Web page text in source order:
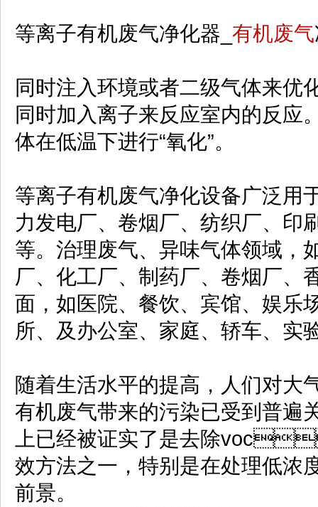
等离子有机废气净化器_ 有机废气
同时注入环境或者二级气体来优
同时加入离子来反应室内的反应
体在低温下进行“氧化”。
等离子有机废气净化设备广泛用
力发电厂、卷烟厂、纺织厂、印
等。治理废气、异味气体领域，
厂、化工厂、制药厂、卷烟厂、
面，如医院、餐饮、宾馆、娱乐
所、及办公室、家庭、轿车、实
随着生活水平的提高，人们对大
有机废气带来的污染已受到普遍
上已经被证实了是去除
效方法之一，特别是在处理低浓
前景。